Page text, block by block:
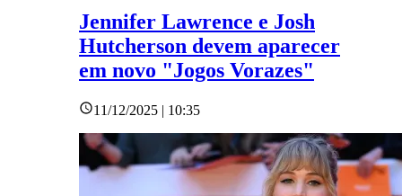
Jennifer Lawrence e Josh
Hutcherson devem aparecer
em novo "Jogos Vorazes"
11/12/2025 | 10:35